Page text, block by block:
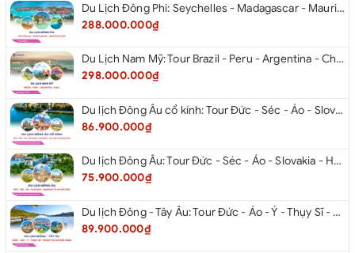
Du Lịch Đông Phi: Seychelles - Madagascar - Mauritius 2026
288.000.000₫
Du Lịch Nam Mỹ: Tour Brazil - Peru - Argentina - Chile 2026
298.000.000₫
Du lịch Đông Âu cổ kính: Tour Đức - Séc - Áo - Slovakia - Hungary - Ba Lan từ Hà Nội 2026
86.900.000₫
Du lịch Đông Âu: Tour Đức - Séc - Áo - Slovakia - Hungary từ Hà Nội 2026
75.900.000₫
Du lịch Đông - Tây Âu: Tour Đức - Áo - Ý - Thụy Sĩ - Pháp từ Hà Nội 2026
89.900.000₫